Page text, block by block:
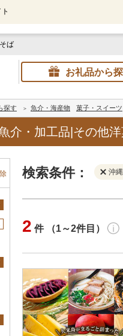
お礼品から
探す 魚介・海産物 菓子・スイーツ
介・加工品|その他
検索条件： 沖
決済方法
PayPay
2 件 （1～2件目）